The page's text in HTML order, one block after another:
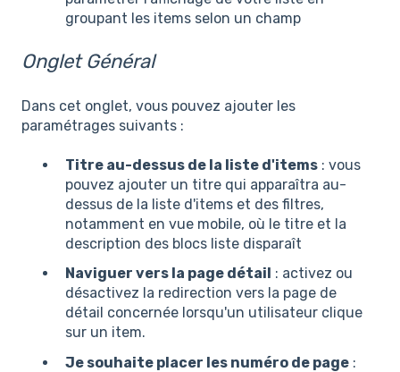
groupant les items selon un champ
Onglet Général
Dans cet onglet, vous pouvez ajouter les
paramétrages suivants :
Titre au-dessus de la liste d'items : vous
pouvez ajouter un titre qui apparaîtra au-
dessus de la liste d'items et des filtres,
notamment en vue mobile, où le titre et la
description des blocs liste disparaît
Naviguer vers la page détail : activez ou
désactivez la redirection vers la page de
détail concernée lorsqu'un utilisateur clique
sur un item.
Je souhaite placer les numéro de page :